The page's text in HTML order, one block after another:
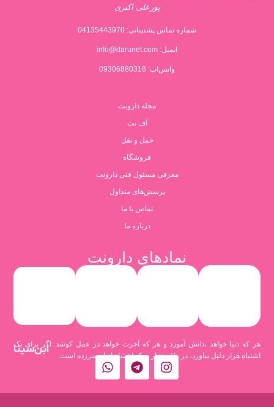
پورعلی اکبری
شماره تماس پشتیبانی: 04135443970
ایمیل: info@darunet.com
واتس‌اپ: 09306880318
مجله دارونت
آف نت
حمل و نقل
فروشگاه
معرفی مسئول فنی دارونت
پرسش‌های متداول
تماس با ما
درباره ما
نمادهای دارونت
هر که دنیا خواهد ،دانش آموزد و هر که آخرت خواهد در عمل کوشد. اگر برای یک
اشتباه هزار دلیل بیاورد، در واقع هزار و یک اشتباه از او سرزده است.
ابن‌سینا